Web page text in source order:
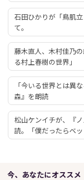
石田ひかりが「鳥肌
て。
藤木直人、木村佳乃
る村上春樹の世界」
「今いる世界とは異
森』を朗読
松山ケンイチが、『
読。「僕だったらベッ
今、あなたにオススメ